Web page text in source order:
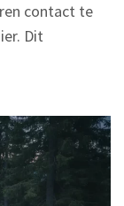
contact te
Dit